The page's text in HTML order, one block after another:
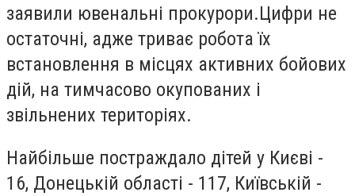
заявили ювенальні прокурори.Цифри не
остаточні, адже триває робота їх
встановлення в місцях активних бойових
дій, на тимчасово окупованих і
звільнених територіях.
Найбільше постраждало дітей у Києві -
16, Донецькій області - 117, Київській -